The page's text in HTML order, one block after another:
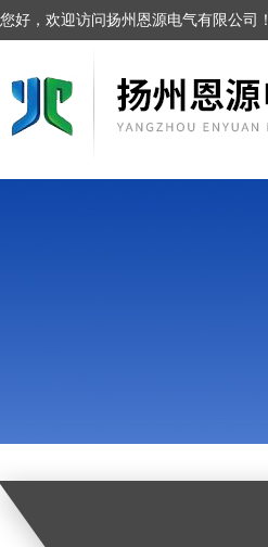
您好，欢迎访问扬州恩源电气有限公司！